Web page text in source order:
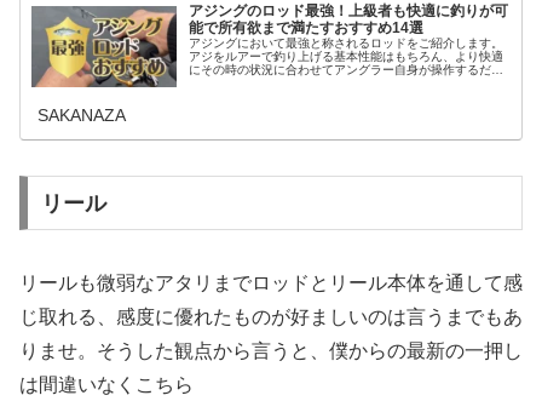
アジングのロッド最強！上級者も快適に釣りが可
能で所有欲まで満たすおすすめ14選
アジングにおいて最強と称されるロッドをご紹介します。
アジをルアーで釣り上げる基本性能はもちろん、より快適
にその時の状況に合わせてアングラー自身が操作するだけ
SAKANAZA
リール
リールも微弱なアタリまでロッドとリール本体を通して感
じ取れる、感度に優れたものが好ましいのは言うまでもあ
りませ。そうした観点から言うと、僕からの最新の一押し
は間違いなくこちら